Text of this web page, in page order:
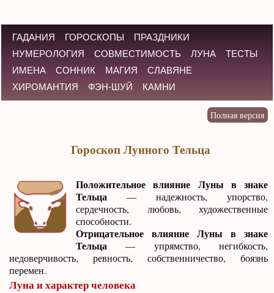
ГАДАНИЯ ГОРОСКОПЫ
ПРАЗДНИКИ
НУМЕРОЛОГИЯ
СОВМЕСТИМОСТЬ ЛУНА
ТЕСТЫ
ИМЕНА
СОННИК МАГИЯ
СЛАВЯНЕ
ХИРОМАНТИЯ
ФЭН-ШУЙ КАМНИ
Гороскоп Лунного Тельца
Положительное влияние Луны в знаке
Тельца — надежность, упорство,
сердечность, любовь, художественные
способности.
Отрицательное влияние Луны в знаке
Тельца — упрямство, негибкость,
недоверчивость, ревность, собственничество, боязнь
перемен.
Луна и характер человека